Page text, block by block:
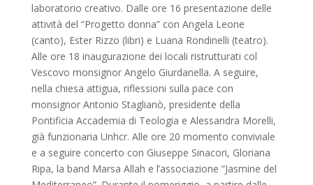
laboratorio creativo. Dalle ore 16 presentazione delle
attività del “Progetto donna” con Angela Leone
(canto), Ester Rizzo (libri) e Luana Rondinelli (teatro).
Alle ore 18 inaugurazione dei locali ristrutturati col
Vescovo monsignor Angelo Giurdanella. A seguire,
nella chiesa attigua, riflessioni sulla pace con
monsignor Antonio Staglianò, presidente della
Pontificia Accademia di Teologia e Alessandra Morelli,
già funzionaria Unhcr. Alle ore 20 momento conviviale
e a seguire concerto con Giuseppe Sinacori, Gloriana
Ripa, la band Marsa Allah e l’associazione “Jasmine del